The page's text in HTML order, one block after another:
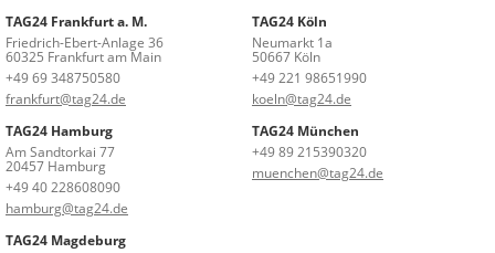
TAG24 Frankfurt a. M.
Friedrich-Ebert-Anlage 36
60325 Frankfurt am Main
+49 69 348750580
frankfurt@tag24.de
TAG24 Köln
Neumarkt 1a
50667 Köln
+49 221 98651990
koeln@tag24.de
TAG24 Hamburg
Am Sandtorkai 77
20457 Hamburg
+49 40 228608090
hamburg@tag24.de
TAG24 München
+49 89 215390320
muenchen@tag24.de
TAG24 Magdeburg